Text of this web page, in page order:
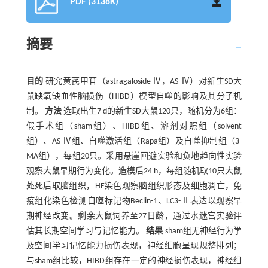
PDF (3138K)
摘要
目的 研究黄芪甲苷（astragaloside Ⅳ，AS-Ⅳ）对新生SD大
鼠缺氧缺血性脑损伤（HIBD）模型自噬的影响及其分子机
制。 方法选取出生7 d的新生SD大鼠120只，随机分为6组：
假手术组（sham组）、HIBD组、溶剂对照组（solvent
组）、AS-Ⅳ组、自噬激活组（Rapa组）及自噬抑制组（3-
MA组），每组20只。采用悬崖回避实验和负地趋向性实验
观察大鼠早期行为变化。造模后24 h，每组随机取10只大鼠
处死后取脑组织，HE染色观察脑组织形态及细胞凋亡，免
疫组化染色检测自噬标记物Beclin-1、LC3-Ⅱ表达以观察早
期神经改变。剩余大鼠饲养至27日龄，通过水迷宫实验评
估其长期空间学习与记忆能力。结果 sham组无神经行为学
及空间学习记忆能力损伤表现，神经细胞呈现规整排列；
与sham组比较，HIBD组存在一定的神经损伤表现，神经细